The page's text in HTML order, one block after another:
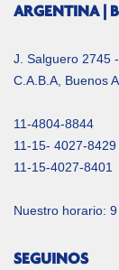
ARGENTINA |
J. Salguero 2745
C.A.B.A, Buenos
11-4804-8844
11-15- 4027-8429
11-15-4027-8401
Nuestro horario:
SEGUINOS